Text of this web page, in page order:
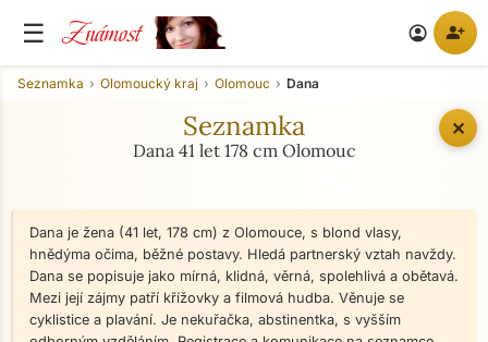
☰ Známost account_circle person_add
✕
Seznamka Olomoucký kraj Olomouc Dana
Seznamka
Dana 41 let 178 cm Olomouc
Dana je žena (41 let, 178 cm) z Olomouce, s blond vlasy,
hnědýma očima, běžné postavy. Hledá partnerský vztah navždy.
Dana se popisuje jako mírná, klidná, věrná, spolehlivá a obětavá.
Mezi její zájmy patří křížovky a filmová hudba. Věnuje se
cyklistice a plavání. Je nekuřačka, abstinentka, s vyšším